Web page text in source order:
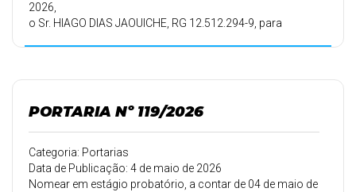
2026,
o Sr. HIAGO DIAS JAOUICHE, RG 12.512.294-9, para
PORTARIA Nº 119/2026
Categoria: Portarias
Data de Publicação: 4 de maio de 2026
Nomear em estágio probatório, a contar de 04 de maio de